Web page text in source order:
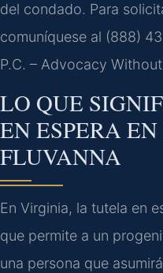
del condado. Para
comuníquese al (888)
P.C. – Advocacy
LO QUE
EN ESPERA
FLUVANNA
En Virginia, la tutela en
que permite a un
una persona que